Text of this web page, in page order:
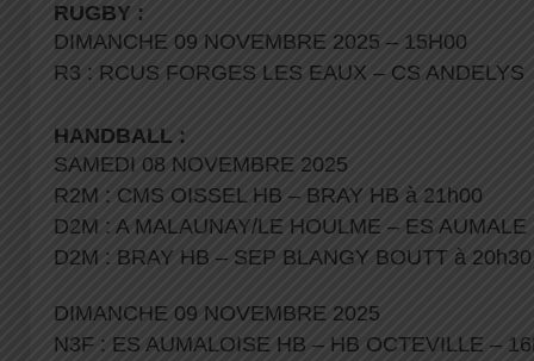
RUGBY :
DIMANCHE 09 NOVEMBRE 2025 – 15H00
R3 : RCUS FORGES LES EAUX – CS ANDELYS
HANDBALL :
SAMEDI 08 NOVEMBRE 2025
R2M : CMS OISSEL HB – BRAY HB à 21h00
D2M : A MALAUNAY/LE HOULME – ES
D2M : BRAY HB – SEP BLANGY BOUTT à 20h30
DIMANCHE 09 NOVEMBRE 2025
N3F : ES AUMALOISE HB – HB OCTEVILLE –